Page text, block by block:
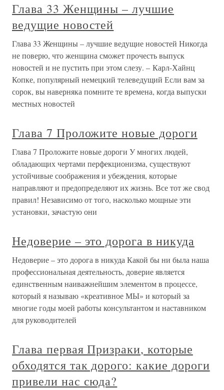
Глава 33 Женщины – лучшие
ведущие новостей
Глава 33 Женщины – лучшие ведущие новостей Никогда
не поверю, что женщина сможет прочесть выпуск
новостей и не пустить при этом слезу. – Карл-Хайнц
Копке, популярный немецкий телеведущий Если вам за
сорок, вы наверняка помните те времена, когда выпуски
местных новостей
Глава 7 Проложите новые дороги
Глава 7 Проложите новые дороги У многих людей,
обладающих чертами перфекционизма, существуют
устойчивые соображения и убеждения, которые
направляют и предопределяют их жизнь. Все тот же свод
правил! Независимо от того, насколько мощные эти
установки, зачастую они
Недоверие – это дорога в никуда
Недоверие – это дорога в никуда Какой бы ни была наша
профессиональная деятельность, доверие является
единственным наиважнейшим элементом в процессе,
который я называю «креативное МЫ» и который за
многие годы моей работы консультантом и наставником
для руководителей
Глава первая Призраки, которые
обходятся так дорого: какие дороги
привели нас сюда?